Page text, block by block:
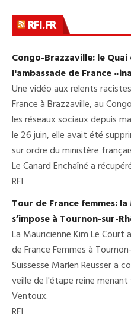
RFI.FR
Congo-Brazzaville: le
l'ambassade de France
Une vidéo aux relents
France à Brazzaville, au
les réseaux sociaux depuis
le 26 juin, elle avait été
sur ordre du ministère
Le Canard Enchaîné a
RFI
Tour de France femmes:
s’impose à Tournon-sur-
La Mauricienne Kim Le
de France Femmes à
Suissesse Marlen Reusser a
veille de l'étape reine
Ventoux.
RFI